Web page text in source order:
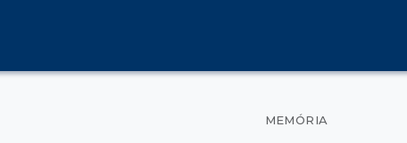
Categorias
MEMÓRIA